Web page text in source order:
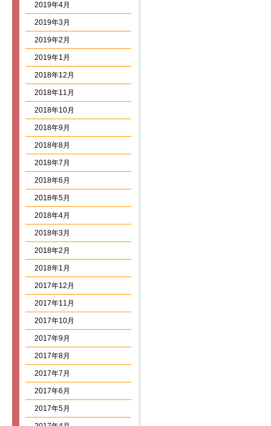
2019年4月
2019年3月
2019年2月
2019年1月
2018年12月
2018年11月
2018年10月
2018年9月
2018年8月
2018年7月
2018年6月
2018年5月
2018年4月
2018年3月
2018年2月
2018年1月
2017年12月
2017年11月
2017年10月
2017年9月
2017年8月
2017年7月
2017年6月
2017年5月